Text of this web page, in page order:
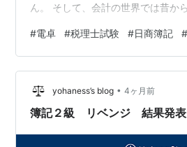
ん。 そして、会計の世界では昔か
どちらが絶対に正しいということは
には「慣れ」が一番大切です。 し
ーを打ち、本試験では1秒を争う世
う電卓を選ぶことは思っている以上
は、税理士試験3科目合格、現在も
#電卓 #税理士試験 #日商簿記
yohaness’s blog • 4ヶ月前
簿記２級 リベンジ 結果発表